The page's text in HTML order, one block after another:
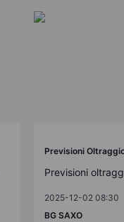
Previsioni
Previsioni
2025-12-02 08:30
BG SAXO